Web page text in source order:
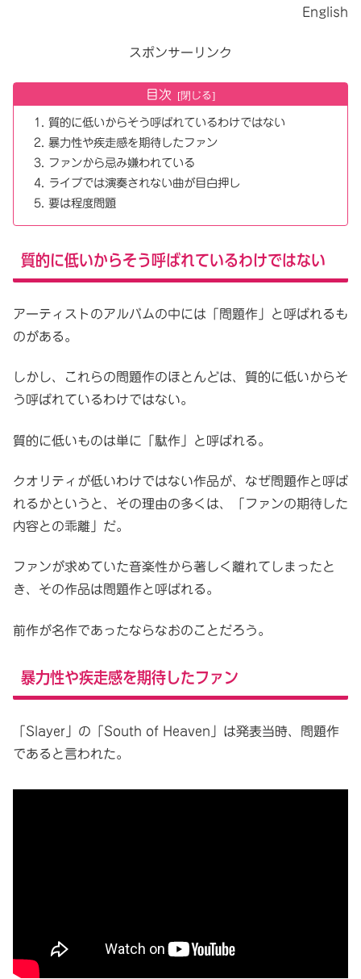
English
スポンサーリンク
目次
質的に低いからそう呼ばれているわけではない
暴力性や疾走感を期待したファン
ファンから忌み嫌われている
ライブでは演奏されない曲が目白押し
要は程度問題
質的に低いからそう呼ばれているわけではない
アーティストのアルバムの中には「問題作」と呼ばれるも
のがある。
しかし、これらの問題作のほとんどは、質的に低いからそ
う呼ばれているわけではない。
質的に低いものは単に「駄作」と呼ばれる。
クオリティが低いわけではない作品が、なぜ問題作と呼ば
れるかというと、その理由の多くは、「ファンの期待した
内容との乖離」だ。
ファンが求めていた音楽性から著しく離れてしまったと
き、その作品は問題作と呼ばれる。
前作が名作であったならなおのことだろう。
暴力性や疾走感を期待したファン
「Slayer」の「South of Heaven」は発表当時、問題作
であると言われた。